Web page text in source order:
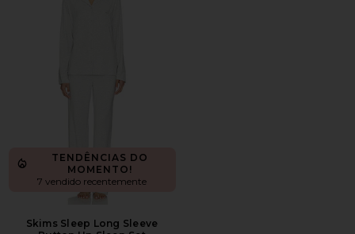
TENDÊNCIAS DO
MOMENTO!
7 vendido recentemente
Skims Sleep Long Sleeve